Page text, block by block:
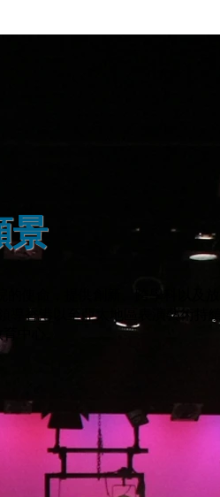
景
使命，提供創新、跨學科以及放
導香港以至亞太地區表演藝術持
育中心